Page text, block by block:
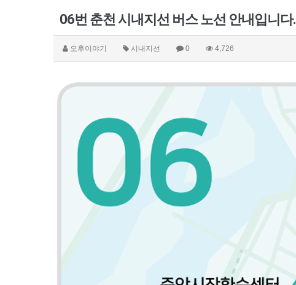
06번 춘천 시내지선 버스 노선 안내입니다.
오후이야기 시내지선 0 4,726